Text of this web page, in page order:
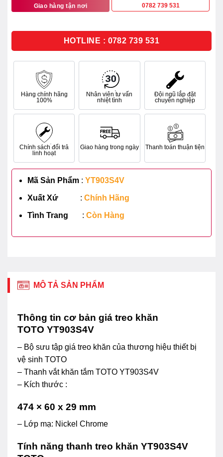
1.761.000₫.Giao hàng tận nơi 0782 739 531
HOTLINE : 0782 739 531
Hàng chính hãng
100%
Nhân viên tư vấn
nhiệt tình
Đội ngũ lắp đặt
chuyên nghiệp
Chính sách đổi trả
linh hoạt
Giao hàng trong ngày Thanh toán thuận tiện
Mã Sản Phẩm: YT903S4V
Xuất Xứ : Chính Hãng
Tình Trang : Còn Hàng
MÔ TẢ SẢN PHẨM
Thông tin cơ bản giá treo khăn
TOTO YT903S4V
– Bộ sưu tập giá treo khăn của thương hiệu thiết bị
vệ sinh TOTO
– Thanh vắt khăn tắm TOTO YT903S4V
– Kích thước :
474 × 60 x 29 mm
– Lớp mạ: Nickel Chrome
Tính năng thanh treo khăn YT903S4V